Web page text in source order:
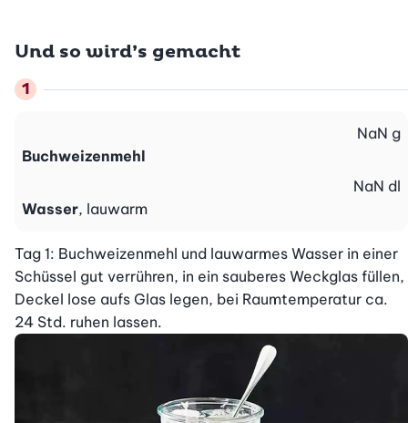
Und so wird’s gemacht
Buchweizenmehl
NaN g
Wasser, lauwarm
NaN dl
Tag 1: Buchweizenmehl und lauwarmes Wasser in einer
Schüssel gut verrühren, in ein sauberes Weckglas füllen,
Deckel lose aufs Glas legen, bei Raumtemperatur ca.
24 Std. ruhen lassen.